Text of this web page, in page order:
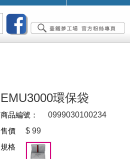
搜尋
EMU3000環保袋
商品編號：
0999030100234
售價
$ 99
規格